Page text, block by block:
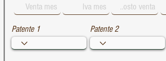
Patente 1 Patente 2